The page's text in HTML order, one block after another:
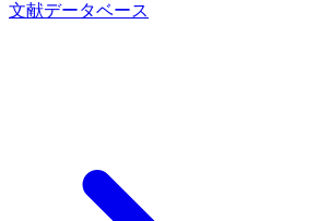
文献データベース